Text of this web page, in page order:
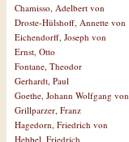
Chamisso, Adelbert von
Droste-Hülshoff, Annette von
Eichendorff, Joseph von
Ernst, Otto
Fontane, Theodor
Gerhardt, Paul
Goethe, Johann Wolfgang von
Grillparzer, Franz
Hagedorn, Friedrich von
Hebbel, Friedrich